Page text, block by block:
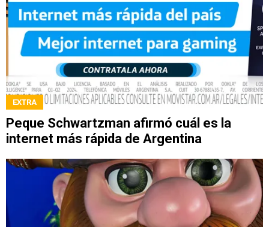
EXTRA
Peque Schwartzman afirmó cuál es la
internet más rápida de Argentina